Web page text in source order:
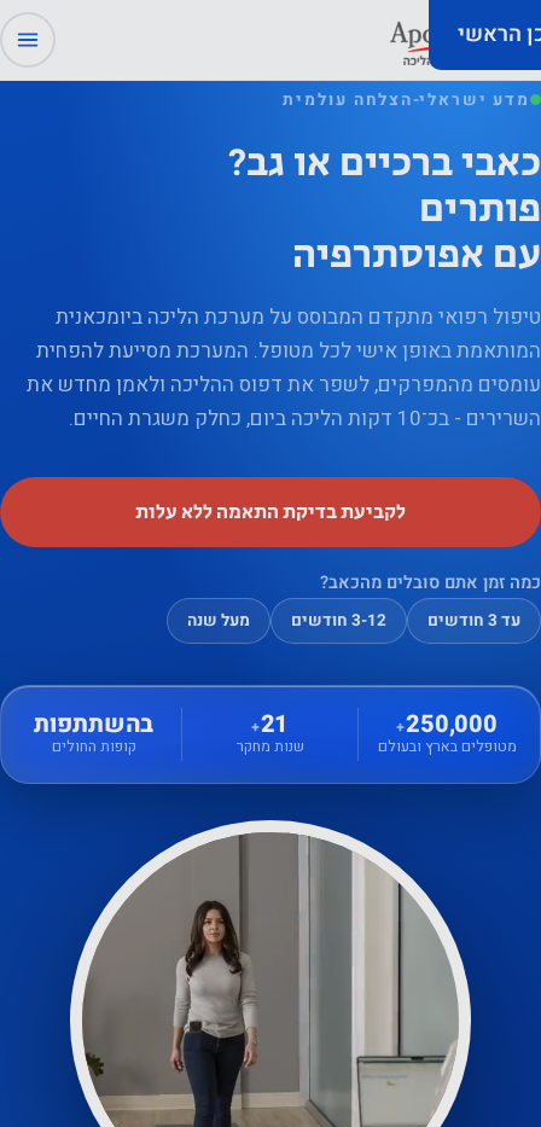
הראשי
מדע ישראלי-הצלחה עולמית
כאבי ברכיים או גב?
פותרים
עם אפוסתרפיה
טיפול רפואי מתקדם המבוסס על מערכת הליכה ביומכאנית
המותאמת באופן אישי לכל מטופל. המערכת מסייעת להפחית
עומסים מהמפרקים, לשפר את דפוס ההליכה ולאמן מחדש את
השרירים - בכ־10 דקות הליכה ביום, כחלק משגרת החיים.
לקביעת בדיקת התאמה ללא עלות
כמה זמן אתם סובלים מהכאב?
עד 3 חודשים 3-12 חודשים מעל שנה
250,000
+
מטופלים בארץ ובעולם
21
+
שנות מחקר
בהשתתפות
קופות החולים